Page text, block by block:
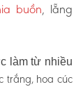
buồn, lẵng
làm từ nhiều
trắng, hoa cúc